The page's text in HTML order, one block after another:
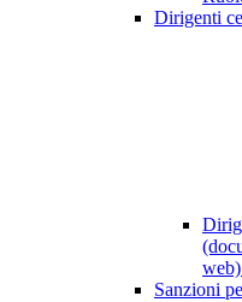
Dirigenti
web)
Sanzioni